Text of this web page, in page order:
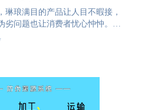
琳琅满目的产品让人目不暇接，
劣问题也让消费者忧心忡忡。为
妆品行业正积极引入先进的防伪
头上保障产品质量，打消消费者